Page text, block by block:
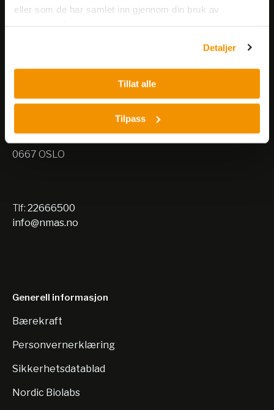
eller som de har samlet inn gjennom din bruk av
Detaljer
Tillat alle
Tilpass
Nils Hansens vei 8
0667 OSLO
Tlf: 22666500
info@nmas.no
Generell informasjon
Bærekraft
Personvernerklæring
Sikkerhetsdatablad
Nordic Biolabs